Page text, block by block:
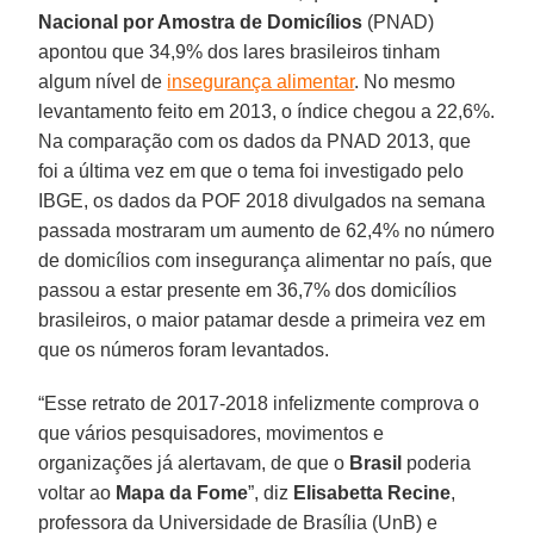
Nacional por Amostra de Domicílios (PNAD)
apontou que 34,9% dos lares brasileiros tinham
algum nível de insegurança alimentar. No mesmo
levantamento feito em 2013, o índice chegou a 22,6%.
Na comparação com os dados da PNAD 2013, que
foi a última vez em que o tema foi investigado pelo
IBGE, os dados da POF 2018 divulgados na semana
passada mostraram um aumento de 62,4% no número
de domicílios com insegurança alimentar no país, que
passou a estar presente em 36,7% dos domicílios
brasileiros, o maior patamar desde a primeira vez em
que os números foram levantados.
“Esse retrato de 2017-2018 infelizmente comprova o
que vários pesquisadores, movimentos e
organizações já alertavam, de que o Brasil poderia
voltar ao Mapa da Fome”, diz Elisabetta Recine,
professora da Universidade de Brasília (UnB) e